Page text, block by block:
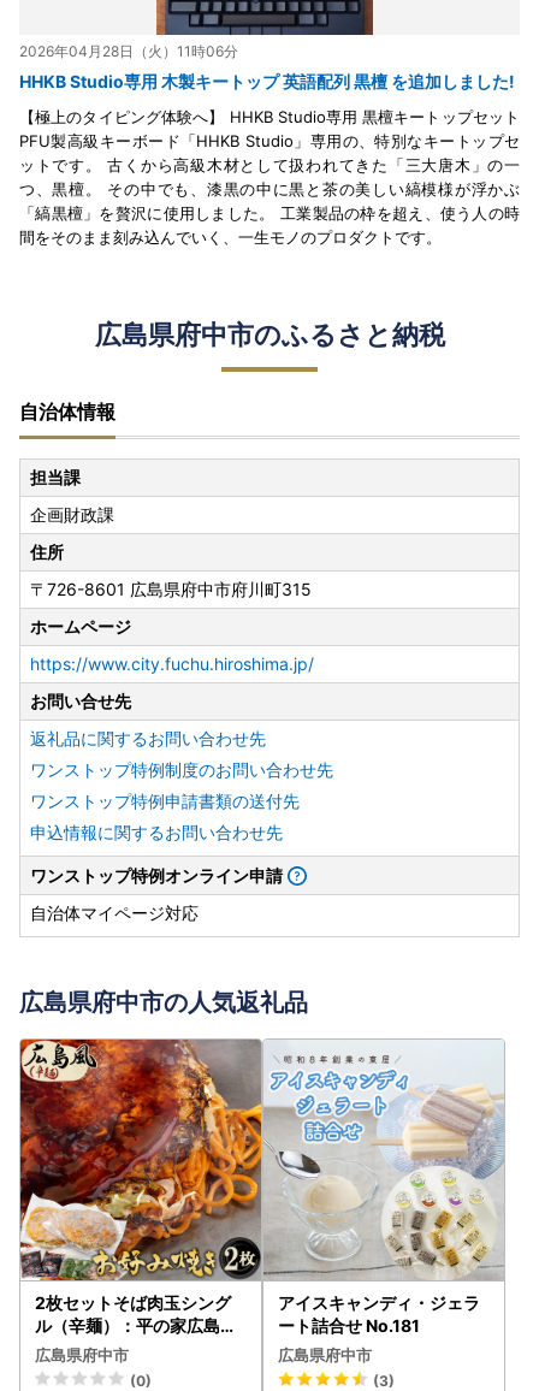
2026年04月28日（火）11時06分
HHKB Studio専用 木製キートップ 英語配列 黒檀 を追加しました!
【極上のタイピング体験へ】 HHKB Studio専用 黒檀キートップセット
PFU製高級キーボード「HHKB Studio」専用の、特別なキートップセ
ットです。 古くから高級木材として扱われてきた「三大唐木」の一
つ、黒檀。 その中でも、漆黒の中に黒と茶の美しい縞模様が浮かぶ
「縞黒檀」を贅沢に使用しました。 工業製品の枠を超え、使う人の時
間をそのまま刻み込んでいく、一生モノのプロダクトです。
広島県府中市のふるさと納税
自治体情報
担当課
企画財政課
住所
〒726-8601 広島県府中市府川町315
ホームページ
https://www.city.fuchu.hiroshima.jp/
お問い合せ先
返礼品に関するお問い合わせ先
ワンストップ特例制度のお問い合わせ先
ワンストップ特例申請書類の送付先
申込情報に関するお問い合わせ先
ワンストップ特例オンライン申請
自治体マイページ対応
広島県府中市の人気返礼品
2枚セットそば肉玉シング
ル（辛麺）：平の家広島風
お好み焼き／府中焼き No.4
41
広島県府中市
(0)
アイスキャンディ・ジェラ
ート詰合せ No.181
広島県府中市
(3)